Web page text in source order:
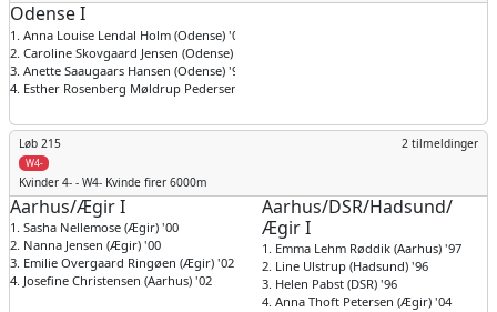
Odense I
1. Anna Louise Lendal Holm (Odense) '03
2. Caroline Skovgaard Jensen (Odense) '90
3. Anette Saaugaars Hansen (Odense) '99
4. Esther Rosenberg Møldrup Pedersen (Odense) '00
Løb 215 2 tilmeldinger
W4-
Kvinder 4- - W4- Kvinde firer 6000m
Aarhus/Ægir I
1. Sasha Nellemose (Ægir) '00
2. Nanna Jensen (Ægir) '00
3. Emilie Overgaard Ringøen (Ægir) '02
4. Josefine Christensen (Aarhus) '02
Aarhus/DSR/Hadsund/
Ægir I
1. Emma Lehm Røddik (Aarhus) '97
2. Line Ulstrup (Hadsund) '96
3. Helen Pabst (DSR) '96
4. Anna Thoft Petersen (Ægir) '04